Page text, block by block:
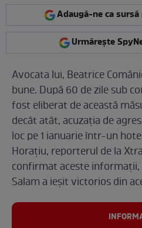
Adaugă-ne ca
Urmărește
Avocata lui, Beatrice
bune. După 60 de zile sub
fost eliberat de această
decât atât, acuzația de
loc pe 1 ianuarie într-un
Horațiu, reporterul de la
confirmat aceste informații,
Salam a ieșit victorios din